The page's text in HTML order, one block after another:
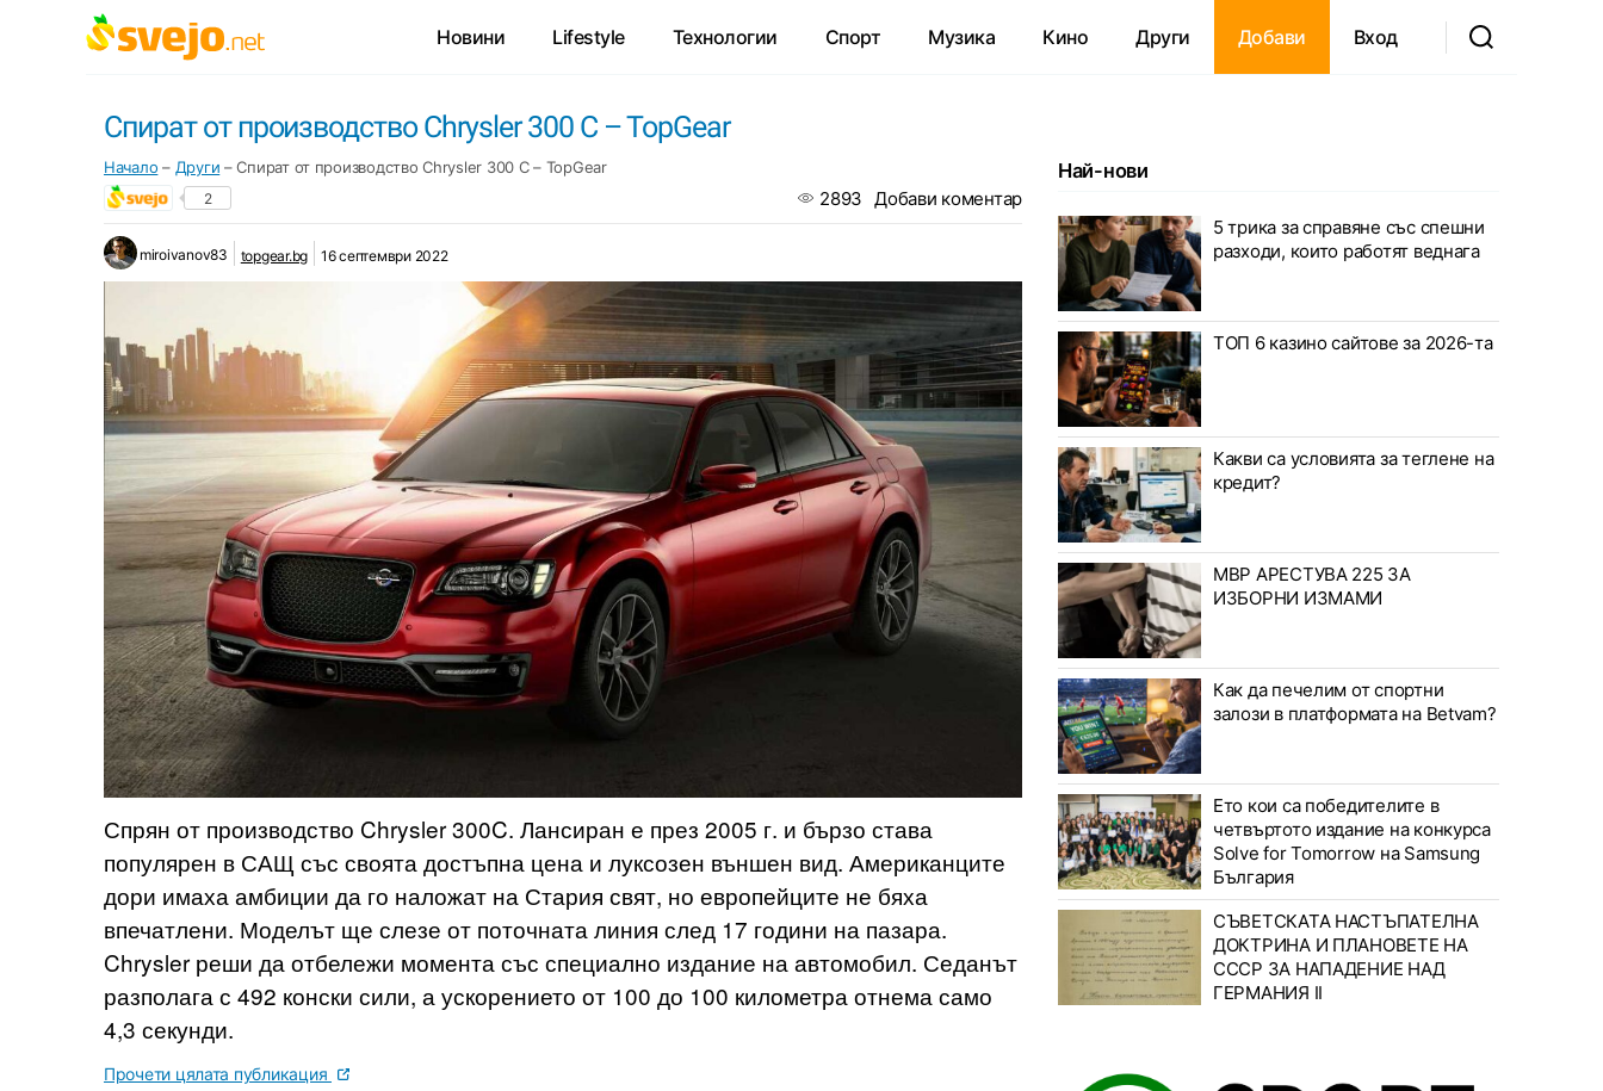
Новини Lifestyle Технологии Спорт Музика Кино Други Добави Вход
Спират от производство Chrysler 300 C – TopGear
Начало – Други –Спират от производство Chrysler 300 C – TopGear
2 2893 Добави коментар
miroivanov83 topgear.bg 16 септември 2022
Спрян от производство Chrysler 300C. Лансиран е през 2005 г. и бързо става
популярен в САЩ със своята достъпна цена и луксозен външен вид. Американците
дори имаха амбиции да го наложат на Стария свят, но европейците не бяха
впечатлени. Моделът ще слезе от поточната линия след 17 години на пазара.
Chrysler реши да отбележи момента със специално издание на автомобил. Седанът
разполага с 492 конски сили, а ускорението от 100 до 100 километра отнема само
4,3 секунди.
Прочети цялата публикация
Най-нови
5 трика за справяне със спешни
разходи, които работят веднага
ТОП 6 казино сайтове за 2026-та
Какви са условията за теглене на
кредит?
МВР АРЕСТУВА 225 ЗА
ИЗБОРНИ ИЗМАМИ
Как да печелим от спортни
залози в платформата на Betvam?
Ето кои са победителите в
четвъртото издание на конкурса
Solve for Tomorrow на Samsung
България
СЪВЕТСКАТА НАСТЪПАТЕЛНА
ДОКТРИНА И ПЛАНОВЕТЕ НА
СССР ЗА НАПАДЕНИЕ НАД
ГЕРМАНИЯ II